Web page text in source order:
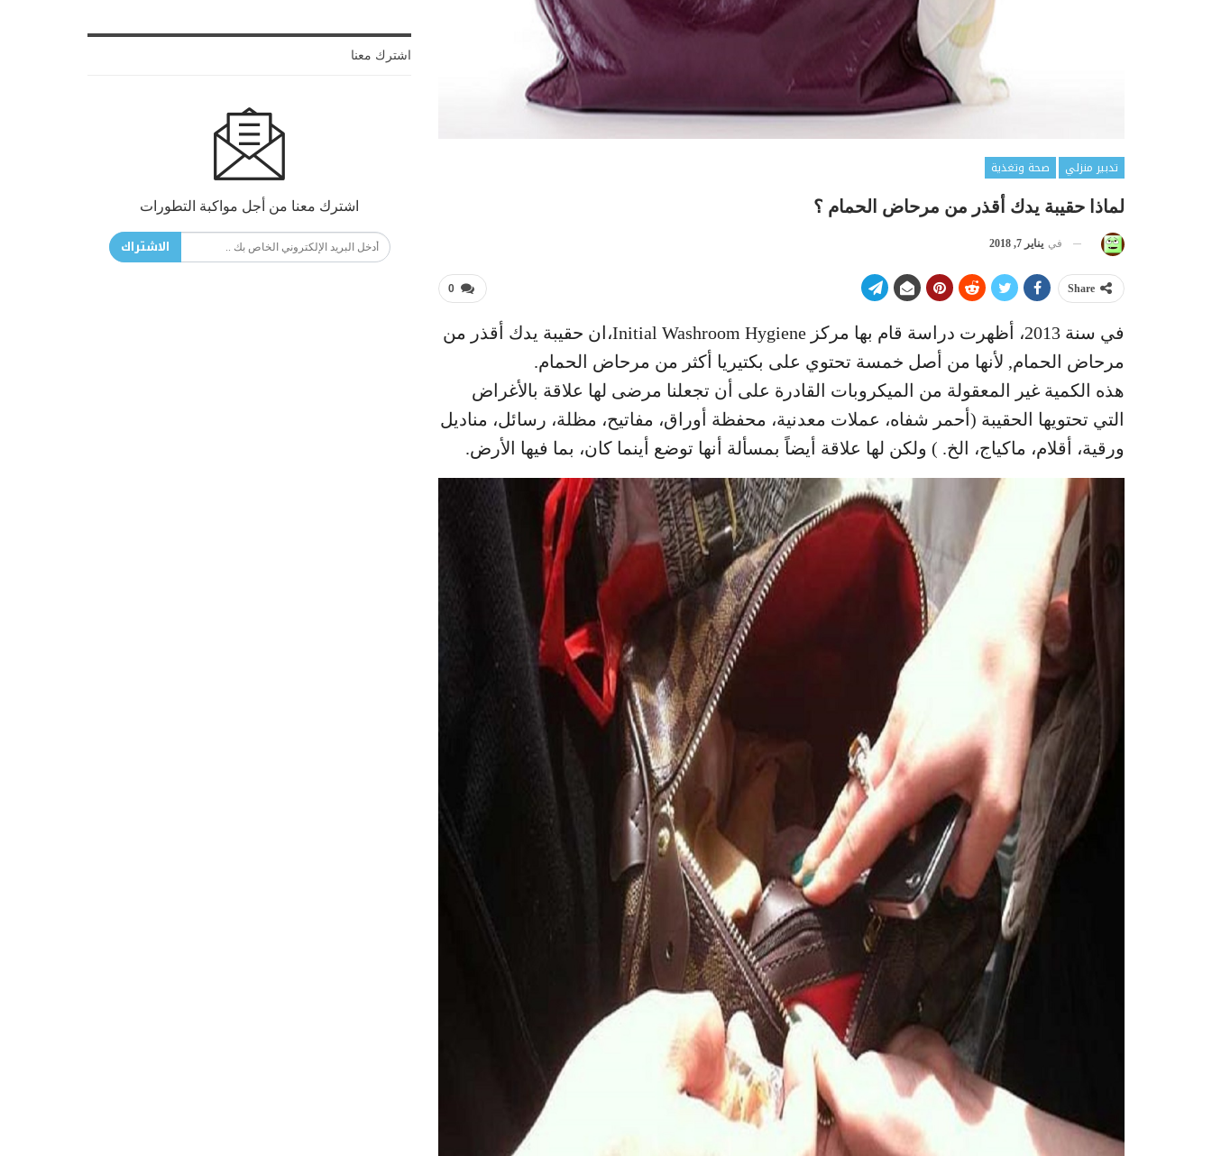
تدبير منزلي
صحة وتغذية
لماذا حقيبة يدك أقذر من مرحاض الحمام ؟
في يناير 7, 2018
0 Share
في سنة 2013، أظهرت دراسة قام بها مركز Initial Washroom Hygiene،ان حقيبة يدك أقذر من
مرحاض الحمام, لأنها من أصل خمسة تحتوي على بكتيريا أكثر من مرحاض الحمام.
هذه الكمية غير المعقولة من الميكروبات القادرة على أن تجعلنا مرضى لها علاقة بالأغراض
التي تحتويها الحقيبة (أحمر شفاه، عملات معدنية، محفظة أوراق، مفاتيح، مظلة، رسائل، مناديل
ورقية، أقلام، ماكياج، الخ. ) ولكن لها علاقة أيضاً بمسألة أنها توضع أينما كان، بما فيها الأرض.
اشترك معنا
اشترك معنا من أجل مواكبة التطورات
الاشتراك